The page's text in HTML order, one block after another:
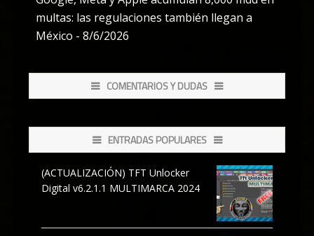
multas: las regulaciones también llegan a
México - 8/6/2026
COMENTARIOS Y DUDAS
ENTRADAS POPULARES
(ACTUALIZACIÓN) TFT Unlocker
Digital v6.2.1.1 MULTIMARCA 2024